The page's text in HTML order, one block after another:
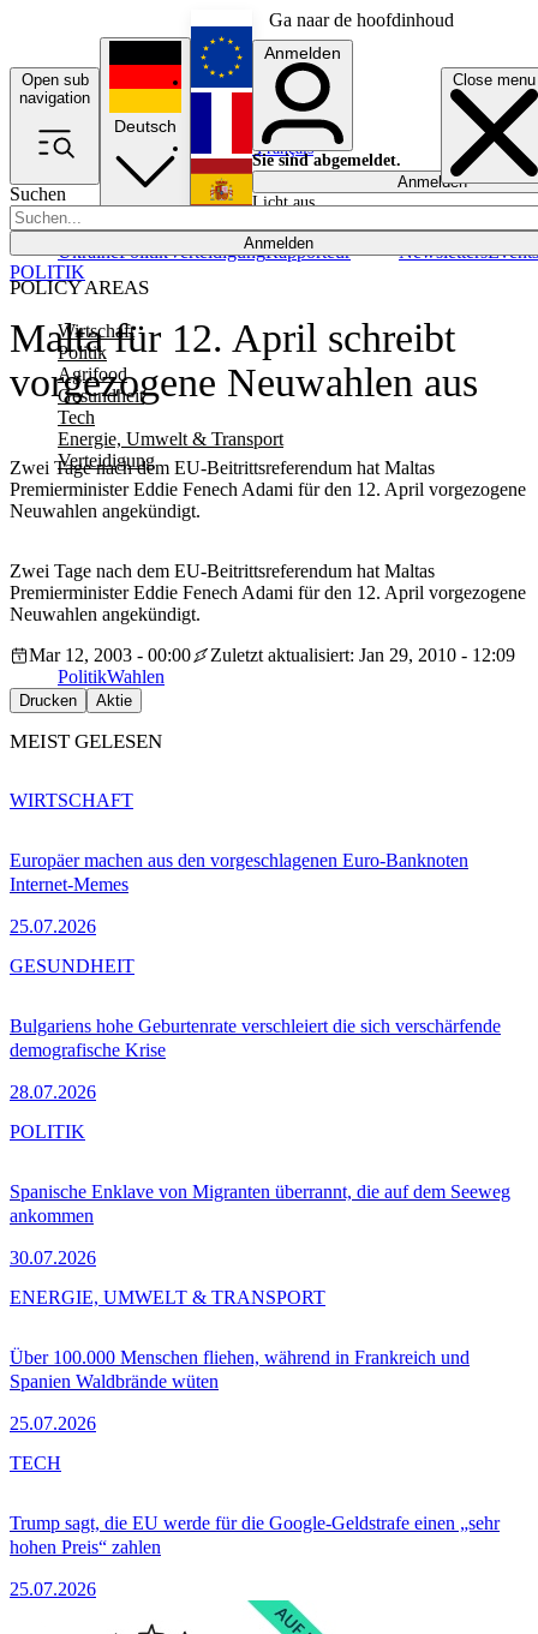
Ga naar de hoofdinhoud
Open sub
navigation
Close menu
Suchen
Anmelden
POLICY AREAS
Wirtschaft
Politik
Agrifood
Gesundheit
Tech
Energie, Umwelt & Transport
Verteidigung
UkrainePolitikVerteidigungRapporteur NewslettersEvents
Deutsch
English
Français
Anmelden
Sie sind abgemeldet.
Anmelden
Licht aus
Malta für 12. April schreibt
vorgezogene Neuwahlen aus
Zwei Tage nach dem EU-Beitrittsreferendum hat Maltas
Premierminister Eddie Fenech Adami für den 12. April vorgezogene
Neuwahlen angekündigt.
POLITIK
Zwei Tage nach dem EU-Beitrittsreferendum hat Maltas
Premierminister Eddie Fenech Adami für den 12. April vorgezogene
Neuwahlen angekündigt.
Mar 12, 2003 - 00:00
Zuletzt aktualisiert: Jan 29, 2010 - 12:09
PolitikWahlen
Drucken Aktie
MEIST GELESEN
Europäer machen aus den vorgeschlagenen Euro-Banknoten
Internet-Memes
25.07.2026
WIRTSCHAFT
Bulgariens hohe Geburtenrate verschleiert die sich verschärfende
demografische Krise
28.07.2026
GESUNDHEIT
Spanische Enklave von Migranten überrannt, die auf dem Seeweg
ankommen
30.07.2026
POLITIK
Über 100.000 Menschen fliehen, während in Frankreich und
Spanien Waldbrände wüten
25.07.2026
ENERGIE, UMWELT & TRANSPORT
Trump sagt, die EU werde für die Google-Geldstrafe einen „sehr
hohen Preis“ zahlen
25.07.2026
TECH